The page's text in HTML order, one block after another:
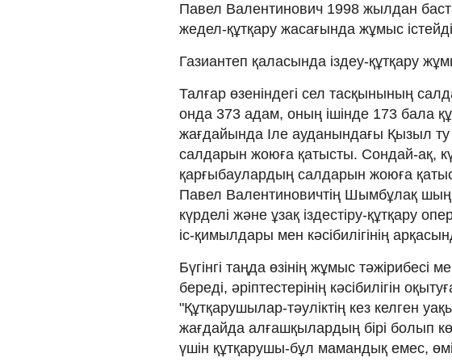
Павел Валентинович 1998 жылдан
жедел-құтқару жасағында жұмыс
Газиантеп қаласында іздеу-құтқару
Талғар өзеніндегі сел тасқынының
онда 373 адам, оның ішінде 173 бала
жағдайында Іле ауданындағы Қызыл ту
салдарын жоюға қатысты. Сондай-ақ,
қарғыбаулардың салдарын жоюға
Павел Валентиновичтің Шымбұлақ
күрделі және ұзақ іздестіру-құтқару
іс-қимылдары мен кәсібилігінің
Бүгінгі таңда өзінің жұмыс тәжірибесі
береді, әріптестерінің кәсібилігін
"Құтқарушылар-тәуліктің кез келген
жағдайда алғашқылардың бірі болып
үшін құтқарушы-бұл мамандық емес,